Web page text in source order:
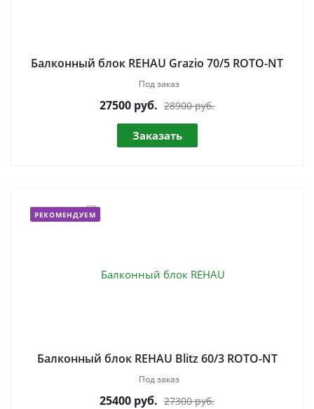
Балконный блок REHAU Grazio 70/5 ROTO-NT
Под заказ
27500 руб. 28900 руб.
Заказать
РЕКОМЕНДУЕМ
Балконный блок REHAU Blitz 60/3 ROTO-NT
Под заказ
25400 руб. 27300 руб.